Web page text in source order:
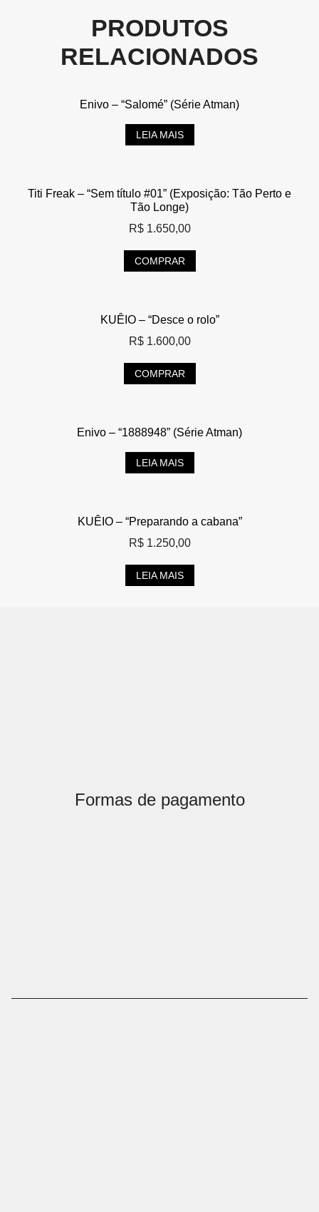
PRODUTOS
RELACIONADOS
Enivo – “Salomé” (Série Atman)
LEIA MAIS
Titi Freak – “Sem título #01” (Exposição: Tão Perto e
Tão Longe)
R$1.650,00
COMPRAR
KUÊIO – “Desce o rolo”
R$1.600,00
COMPRAR
Enivo – “1888948” (Série Atman)
LEIA MAIS
KUÊIO – “Preparando a cabana”
R$1.250,00
LEIA MAIS
Formas de pagamento